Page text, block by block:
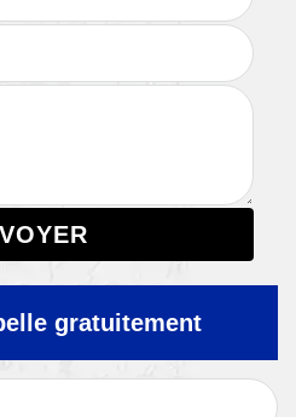
gratuitement